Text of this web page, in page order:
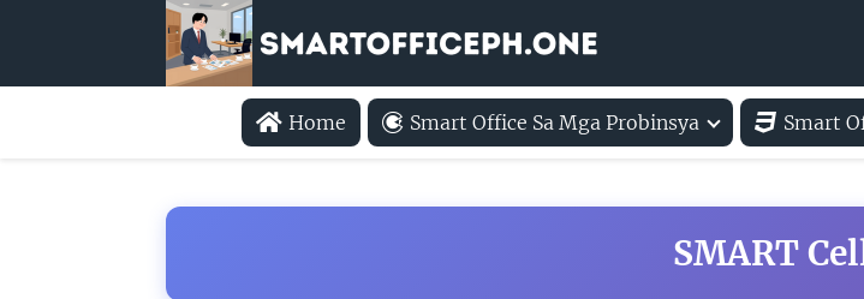
Home Smart Office Sa Mga Probinsya Smart
SMART